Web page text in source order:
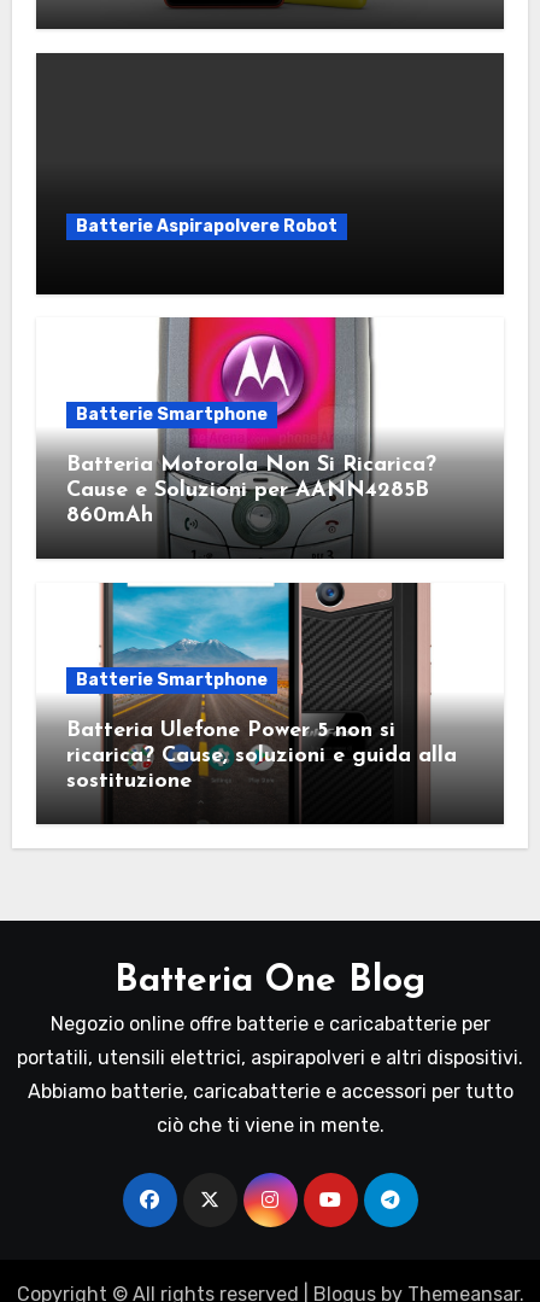
Batterie Aspirapolvere Robot
Batterie Smartphone
Batteria Motorola Non Si Ricarica?
Cause e Soluzioni per AANN4285B
860mAh
Batterie Smartphone
Batteria Ulefone Power 5 non si
ricarica? Cause, soluzioni e guida alla
sostituzione
Batteria One Blog
Negozio online offre batterie e caricabatterie per
portatili, utensili elettrici, aspirapolveri e altri dispositivi.
Abbiamo batterie, caricabatterie e accessori per tutto
ciò che ti viene in mente.
Copyright © All rights reserved Blogusby Themeansar.